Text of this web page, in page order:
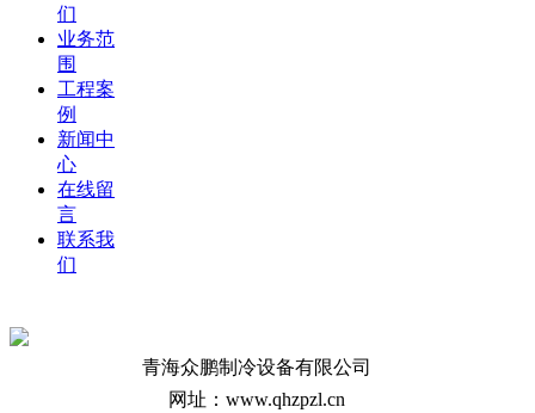
们
业务范
围
工程案
例
新闻中
心
在线留
言
联系我
们
青海众鹏制冷设备有限公司
网址：www.qhzpzl.cn